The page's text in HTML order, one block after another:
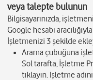
veya talepte bulunun
Bilgisayarınızda,
Google hesabı aracılığıyla
İşletmenizi 3 şekilde
Arama çubuğuna
Sol tarafta, İşletme
tıklayın. İşletme